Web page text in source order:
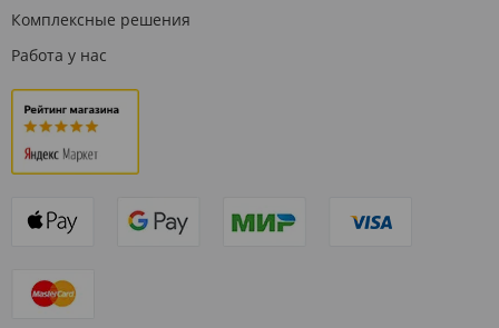
Комплексные решения
Работа у нас